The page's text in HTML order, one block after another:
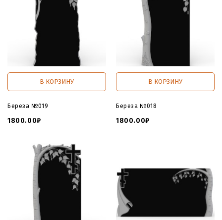
В КОРЗИНУ
Береза №019
1800.00₽
В КОРЗИНУ
Береза №018
1800.00₽